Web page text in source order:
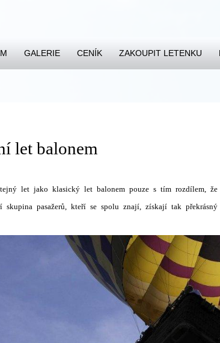
GALERIE CENÍK ZAKOUPIT LETENKU
let balonem
let jako klasický let balonem pouze s tím rozdílem, že
skupina pasažerů, kteří se spolu znají, získají tak překrásný